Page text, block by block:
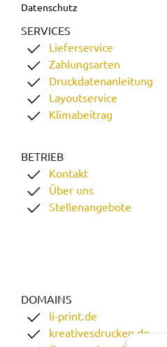
Datenschutz
SERVICES
Lieferservice
Zahlungsarten
Druckdatenanleitung
Layoutservice
Klimabeitrag
BETRIEB
Kontakt
Über uns
Stellenangebote
DOMAINS
li-print.de
kreativesdrucken.de